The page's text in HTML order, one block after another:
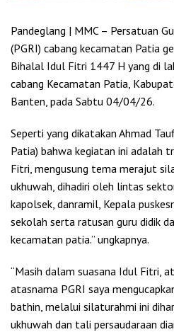
Pandeglang | MMC – Persatuan
(PGRI) cabang kecamatan Patia
Bihalal Idul Fitri 1447 H yang di
cabang Kecamatan Patia,
Banten, pada Sabtu 04/04/26.
Seperti yang dikatakan Ahmad
Patia) bahwa kegiatan ini adalah
Fitri, mengusung tema merajut
ukhuwah, dihadiri oleh lintas
kapolsek, danramil, Kepala
sekolah serta ratusan guru didik
kecamatan patia.” ungkapnya.
“Masih dalam suasana Idul Fitri,
atasnama PGRI saya
bathin, melalui silaturahmi ini
ukhuwah dan tali persaudaraan